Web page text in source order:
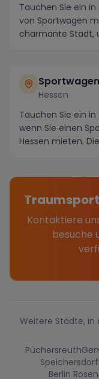
Tauchen Sie ein
von Sportwagen
charmante Stadt,
Hessen
Tauchen Sie ein
wenn Sie einen
Hessen mieten.
Kontaktiere
besuche
Weitere Städte,
Püchersreuth
Speichersdorf
Berlin